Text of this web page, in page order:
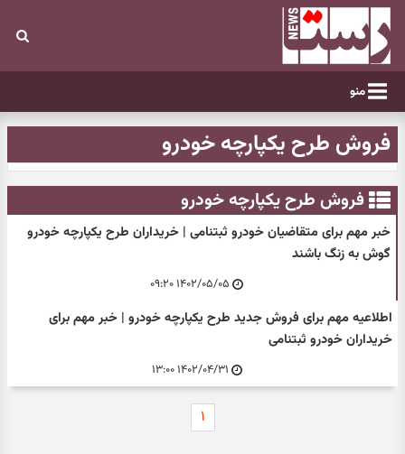
منو
فروش طرح یکپارچه خودرو
فروش طرح یکپارچه خودرو
خبر مهم برای متقاضیان خودرو ثبتنامی | خریداران طرح یکپارچه خودرو
گوش به زنگ باشند
۱۴۰۲/۰۵/۰۵ ۰۹:۲۰
اطلاعیه مهم برای فروش جدید طرح یکپارچه خودرو | خبر مهم برای
خریداران خودرو ثبتنامی
۱۴۰۲/۰۴/۳۱ ۱۳:۰۰
۱